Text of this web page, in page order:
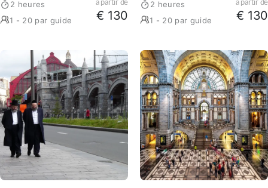
2 heures
1 - 20 par guide
à partir de
€ 130
2 heures
1 - 20 par guide
à partir de
€ 130